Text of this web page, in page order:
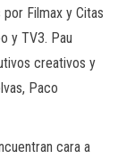
Filmax y Citas
y TV3. Pau
creativos y
Paco
cara a